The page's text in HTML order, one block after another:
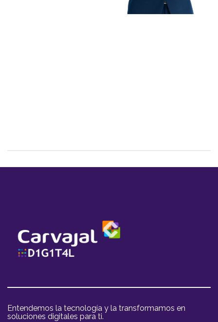
Entendemos la tecnología y la transformamos en
soluciones digitales para ti.